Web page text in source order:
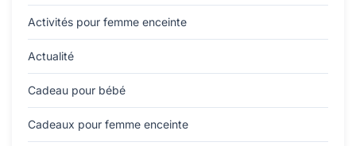
Activités pour femme enceinte
Actualité
Cadeau pour bébé
Cadeaux pour femme enceinte